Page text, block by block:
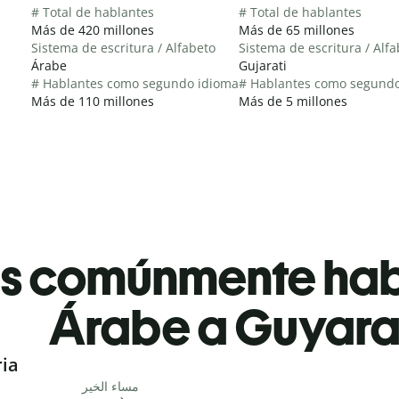
# Total de hablantes
Más de 420 millones
Sistema de escritura / Alfabeto
Árabe
# Hablantes como segundo idioma
Más de 110 millones
# Total de hablantes
Más de 65 millones
Sistema de escritura /
Gujarati
# Hablantes como
Más de 5 millones
comúnmente
Árabe a
مساء الخير